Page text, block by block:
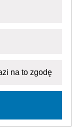
na to zgodę